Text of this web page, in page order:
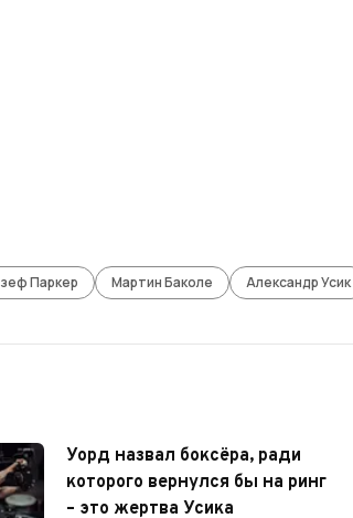
Паркер Мартин Баколе Александр Усик
Уорд назвал боксёра, ради
которого вернулся бы на ринг
– это жертва Усика